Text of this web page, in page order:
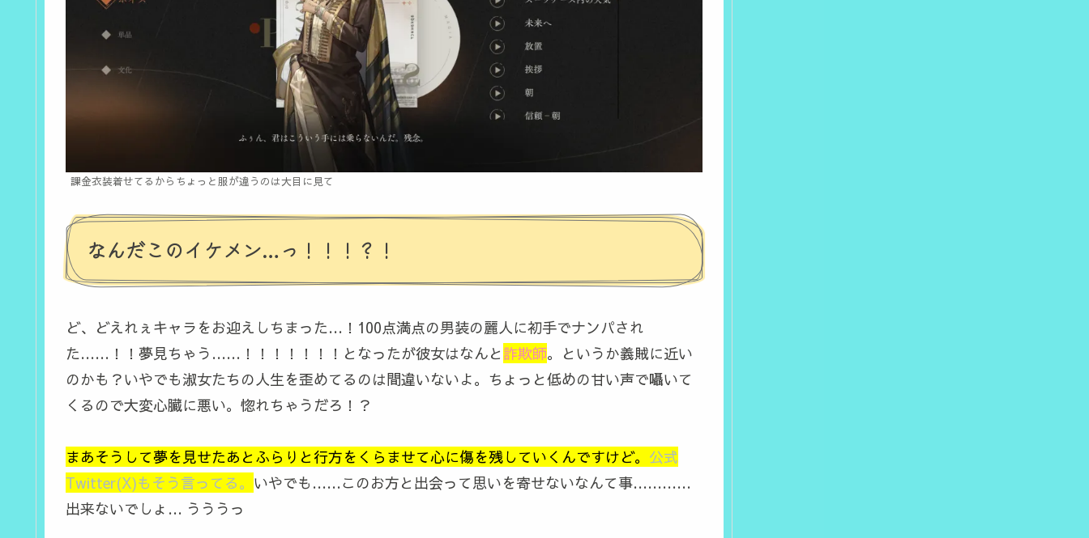
課金衣装着せてるからちょっと服が違うのは大目に見て
なんだこのイケメン…っ！！！？！
ど、どえれぇキャラをお迎えしちまった…！100点満点の男装の麗人に初手でナンパされ
た……！！夢見ちゃう……！！！！！！！となったが彼女はなんと 詐欺師。というか義賊に近い
のかも？いやでも淑女たちの人生を歪めてるのは間違いないよ。ちょっと低めの甘い声で囁いて
くるので大変心臓に悪い。惚れちゃうだろ！？
まあそうして夢を見せたあとふらりと行方をくらませて心に傷を残していくんですけど。 公式
Twitter(X)もそう言ってる。 いやでも……このお方と出会って思いを寄せないなんて事…………
出来ないでしょ… うううっ